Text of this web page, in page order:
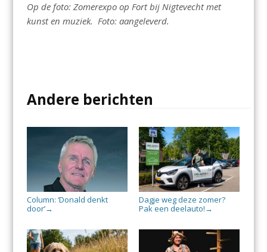
Op de foto: Zomerexpo op Fort bij Nigtevecht met
kunst en muziek. Foto: aangeleverd.
Andere berichten
Column: ‘Donald denkt
door’→
Dagje weg deze zomer?
Pak een deelauto! →